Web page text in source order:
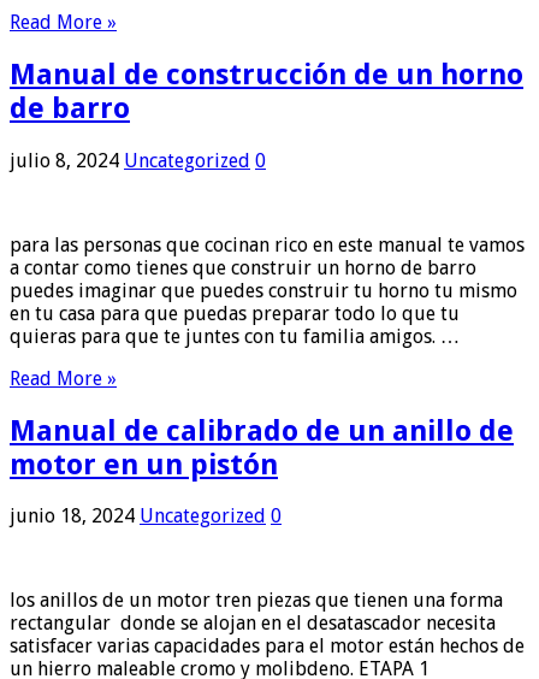
Read More »
Manual de construcción de un horno
de barro
julio 8, 2024 Uncategorized 0
para las personas que cocinan rico en este manual te vamos
a contar como tienes que construir un horno de barro
puedes imaginar que puedes construir tu horno tu mismo
en tu casa para que puedas preparar todo lo que tu
quieras para que te juntes con tu familia amigos. …
Read More »
Manual de calibrado de un anillo de
motor en un pistón
junio 18, 2024 Uncategorized 0
los anillos de un motor tren piezas que tienen una forma
rectangular donde se alojan en el desatascador necesita
satisfacer varias capacidades para el motor están hechos de
un hierro maleable cromo y molibdeno. ETAPA 1